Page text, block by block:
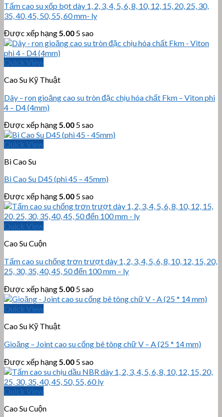
Tấm cao su xốp bọt dày 1, 2, 3, 4, 5, 6, 8, 10, 12, 15, 20, 25, 30,
35, 40, 45, 50, 55, 60 mm- ly
Được xếp hạng 5.00 5 sao
Quick View
Cao Su Kỹ Thuật
Dây – ron gioăng cao su tròn đặc chịu hóa chất Fkm – Viton phi
4 – D4 (4mm)
Được xếp hạng 5.00 5 sao
Quick View
Bi Cao Su
Bi Cao Su D45 (phi 45 – 45mm)
Được xếp hạng 5.00 5 sao
Quick View
Cao Su Cuộn
Tấm cao su chống trơn trượt dày 1, 2, 3, 4, 5, 6, 8, 10, 12, 15, 20,
25, 30, 35, 40, 45, 50 đến 100 mm – ly
Được xếp hạng 5.00 5 sao
Quick View
Cao Su Kỹ Thuật
Gioăng – Joint cao su cống bê tông chữ V – A (25 * 14 mm)
Được xếp hạng 5.00 5 sao
Quick View
Cao Su Cuộn